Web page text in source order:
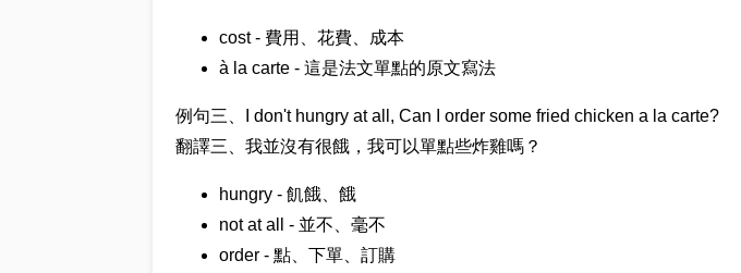
cost - 費用、花費、成本
à la carte - 這是法文單點的原文寫法
例句三、I don't hungry at all, Can I order some fried chicken a la carte?
翻譯三、我並沒有很餓，我可以單點些炸雞嗎？
hungry - 飢餓、餓
not at all - 並不、毫不
order - 點、下單、訂購